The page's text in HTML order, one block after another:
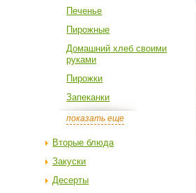
Печенье
Пирожные
Домашний хлеб своими
руками
Пирожки
Запеканки
показать еще
Вторые блюда
Закуски
Десерты